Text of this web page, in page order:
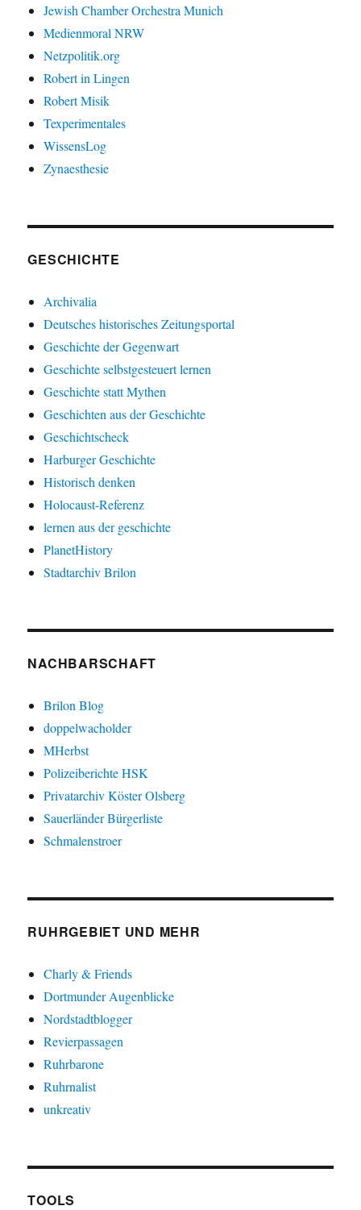
Jewish Chamber Orchestra Munich
Medienmoral NRW
Netzpolitik.org
Robert in Lingen
Robert Misik
Texperimentales
WissensLog
Zynaesthesie
GESCHICHTE
Archivalia
Deutsches historisches Zeitungsportal
Geschichte der Gegenwart
Geschichte selbstgesteuert lernen
Geschichte statt Mythen
Geschichten aus der Geschichte
Geschichtscheck
Harburger Geschichte
Historisch denken
Holocaust-Referenz
lernen aus der geschichte
PlanetHistory
Stadtarchiv Brilon
NACHBARSCHAFT
Brilon Blog
doppelwacholder
MHerbst
Polizeiberichte HSK
Privatarchiv Köster Olsberg
Sauerländer Bürgerliste
Schmalenstroer
RUHRGEBIET UND MEHR
Charly & Friends
Dortmunder Augenblicke
Nordstadtblogger
Revierpassagen
Ruhrbarone
Ruhrnalist
unkreativ
TOOLS